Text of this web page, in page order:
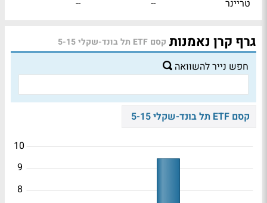
טריינר
--
--
גרף קרן נאמנות קסם ETF תל בונד-שקלי 5-15
חפש נייר להשוואה
קסם ETF תל בונד-שקלי 5-15
8
9
10